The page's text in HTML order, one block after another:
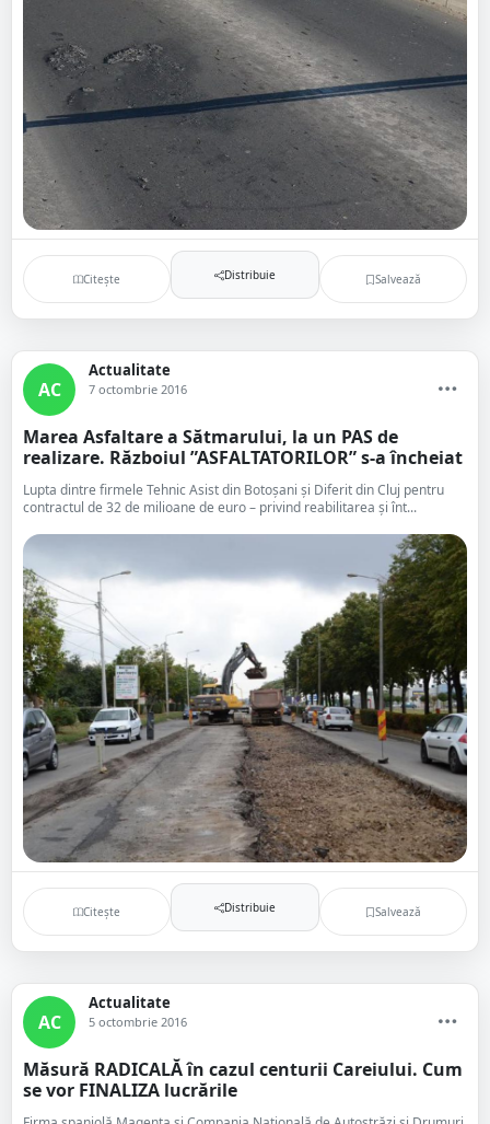
Citește Distribuie Salvează
AC
Actualitate
7 octombrie 2016
Marea Asfaltare a Sătmarului, la un PAS de
realizare. Războiul ”ASFALTATORILOR” s-a încheiat
Lupta dintre firmele Tehnic Asist din Botoşani şi Diferit din Cluj pentru
contractul de 32 de milioane de euro – privind reabilitarea şi înt...
Citește Distribuie Salvează
AC
Actualitate
5 octombrie 2016
Măsură RADICALĂ în cazul centurii Careiului. Cum
se vor FINALIZA lucrările